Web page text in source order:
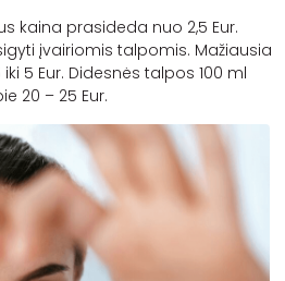
kaina prasideda nuo 2,5 Eur.
įvairiomis talpomis. Mažiausia
5 Eur. Didesnės talpos 100 ml
20 – 25 Eur.